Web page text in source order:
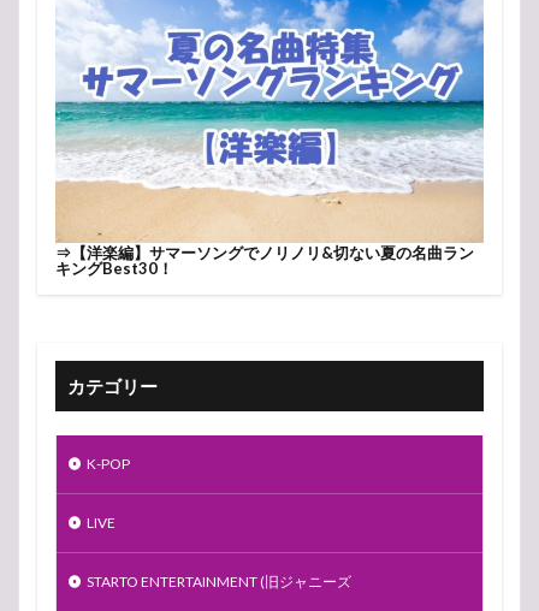
⇒ 【洋楽編】サマーソングでノリノリ&切ない夏の名曲ラン
キングBest30！
カテゴリー
K-POP
LIVE
STARTO ENTERTAINMENT (旧ジャニーズ